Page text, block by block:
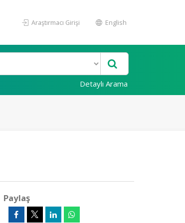
Araştırmacı Girişi English
Detaylı Arama
Paylaş